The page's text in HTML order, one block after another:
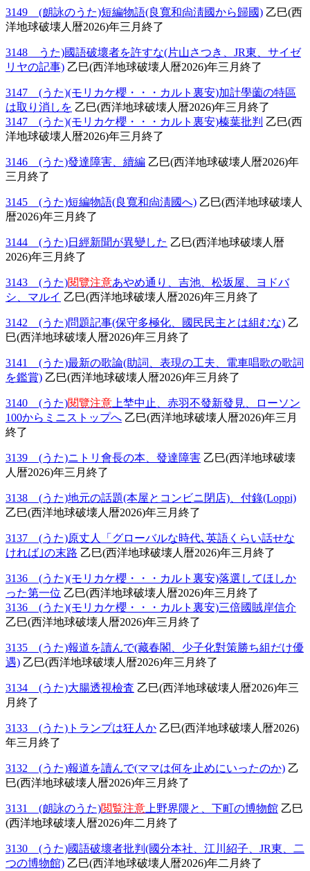
3149 (朗詠のうた)短編物語(良寬和尙淸國から歸國) 乙巳(西
洋地球破壊人暦2026)年三月終了
3148 うた)國語破壞者を許すな(片山さつき、JR東、サイゼ
リヤの記事) 乙巳(西洋地球破壊人暦2026)年三月終了
3147 (うた)(モリカケ櫻・・・カルト裏安)加計學薗の特區
は取り消しを 乙巳(西洋地球破壊人暦2026)年三月終了
3147 (うた)(モリカケ櫻・・・カルト裏安)榛葉批判 乙巳(西
洋地球破壊人暦2026)年三月終了
3146 (うた)發達障害、續編 乙巳(西洋地球破壊人暦2026)年
三月終了
3145 (うた)短編物語(良寬和尙淸國へ) 乙巳(西洋地球破壊人
暦2026)年三月終了
3144 (うた)日經新聞が異變した 乙巳(西洋地球破壊人暦
2026)年三月終了
3143 (うた)閱覽注意あやめ通り、吉池、松坂屋、ヨドバ
シ、マルイ 乙巳(西洋地球破壊人暦2026)年三月終了
3142 (うた)問題記事(保守多極化、國民民主とは組むな) 乙
巳(西洋地球破壊人暦2026)年三月終了
3141 (うた)最新の歌論(助詞、表現の工夫、電車唱歌の歌詞
を鑑賞) 乙巳(西洋地球破壊人暦2026)年三月終了
3140 (うた)閱覽注意 上埜中止、赤羽不發新發見、ローソン
100からミニストップへ 乙巳(西洋地球破壊人暦2026)年三月
終了
3139 (うた)ニトリ會長の本、發達障害 乙巳(西洋地球破壊
人暦2026)年三月終了
3138 (うた)地元の話題(本屋とコンビニ閉店)、付錄(Loppi)
乙巳(西洋地球破壊人暦2026)年三月終了
3137 (うた)原丈人「グローバルな時代､英語くらい話せな
ければ｣の末路 乙巳(西洋地球破壊人暦2026)年三月終了
3136 (うた)(モリカケ櫻・・・カルト裏安)落選してほしか
った第一位 乙巳(西洋地球破壊人暦2026)年三月終了
3136 (うた)(モリカケ櫻・・・カルト裏安)三倍國賊岸信介
乙巳(西洋地球破壊人暦2026)年三月終了
3135 (うた)報道を讀んで(藏春閣、少子化對策勝ち組だけ優
遇) 乙巳(西洋地球破壊人暦2026)年三月終了
3134 (うた)大腸透視檢査 乙巳(西洋地球破壊人暦2026)年三
月終了
3133 (うた)トランプは狂人か 乙巳(西洋地球破壊人暦2026)
年三月終了
3132 (うた)報道を讀んで(ママは何を止めにいったのか) 乙
巳(西洋地球破壊人暦2026)年三月終了
3131 (朗詠のうた)閲覧注意 上野界隈と、下町の博物館 乙巳
(西洋地球破壊人暦2026)年二月終了
3130 (うた)國語破壞者批判(國分本社、江川紹子、JR東、二
つの博物館) 乙巳(西洋地球破壊人暦2026)年二月終了